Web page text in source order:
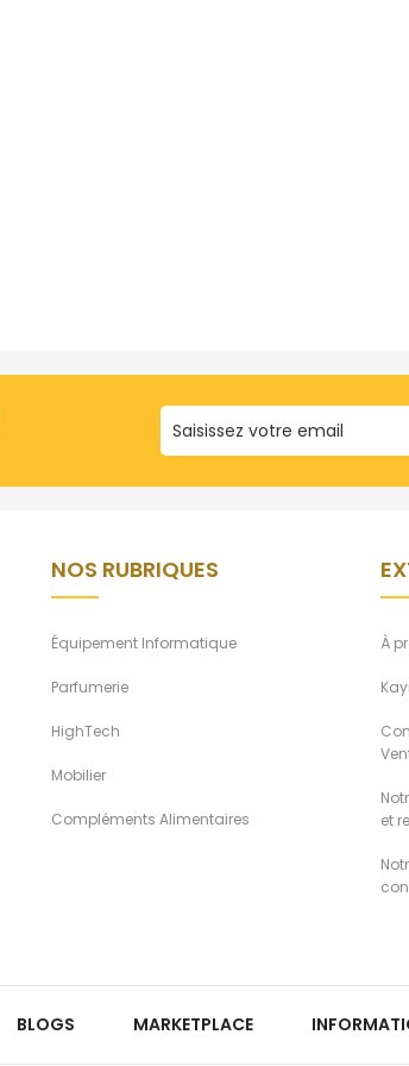
NOS RUBRIQUES
Équipement Informatique
Parfumerie
HighTech
Mobilier
Compléments Alimentaires
À
et
BLOGS MARKETPLACE